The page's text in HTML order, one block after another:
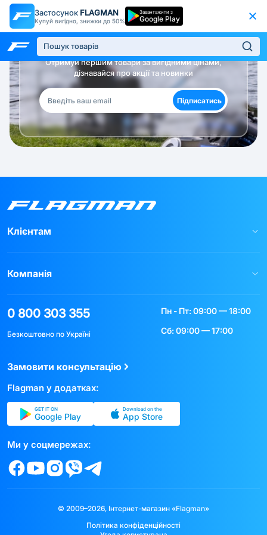
Застосунок FLAGMAN
Купуй вигідно, знижки до 50%
Завантажити з
Google Play
Будь в курсі!
Отримуй першим товари за вигідними цінами,
дізнавайся про акції та новинки
Підписатись
Клієнтам
Компанія
0 800 303 355
Безкоштовно по Україні
Пн - Пт: 09:00 — 18:00
Сб: 09:00 — 17:00
Замовити консультацію
Flagman у додатках:
GET IT ON
Google Play
Download on the
App Store
Ми у соцмережах:
© 2009–2026, Інтернет-магазин «Flagman»
Політика конфіденційності